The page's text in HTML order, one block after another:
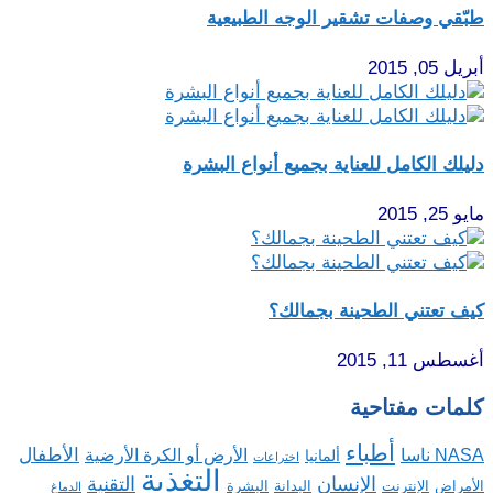
طبّقي وصفات تشقير الوجه الطبيعية
أبريل 05, 2015
دليلك الكامل للعناية بجميع أنواع البشرة
مايو 25, 2015
كيف تعتني الطحينة بجمالك؟
أغسطس 11, 2015
كلمات مفتاحية
NASA ناسا أطباء ألمانيا اختراعات الأرض أو الكرة الأرضية الأطفال
الأمراض الإنترنت الإنسان البدانة البشرة التغذية التقنية الدماغ